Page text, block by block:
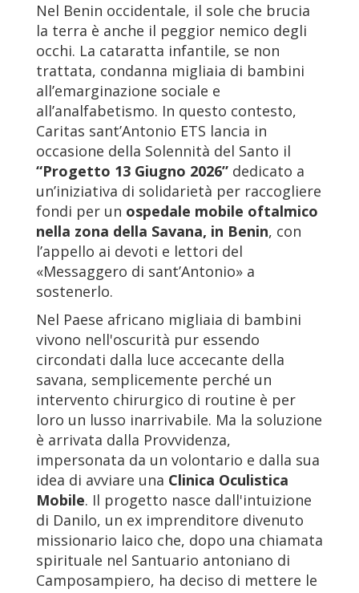
Nel Benin occidentale, il sole che brucia
la terra è anche il peggior nemico degli
occhi. La cataratta infantile, se non
trattata, condanna migliaia di bambini
all’emarginazione sociale e
all’analfabetismo. In questo contesto,
Caritas sant’Antonio ETS lancia in
occasione della Solennità del Santo il
“Progetto 13 Giugno 2026” dedicato a
un’iniziativa di solidarietà per raccogliere
fondi per un ospedale mobile oftalmico
nella zona della Savana, in Benin, con
l’appello ai devoti e lettori del
«Messaggero di sant’Antonio» a
sostenerlo.
Nel Paese africano migliaia di bambini
vivono nell'oscurità pur essendo
circondati dalla luce accecante della
savana, semplicemente perché un
intervento chirurgico di routine è per
loro un lusso inarrivabile. Ma la soluzione
è arrivata dalla Provvidenza,
impersonata da un volontario e dalla sua
idea di avviare una Clinica Oculistica
Mobile. Il progetto nasce dall'intuizione
di Danilo, un ex imprenditore divenuto
missionario laico che, dopo una chiamata
spirituale nel Santuario antoniano di
Camposampiero, ha deciso di mettere le